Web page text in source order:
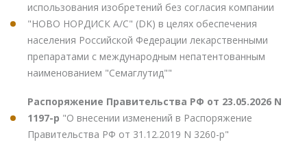
использования изобретений без согласия компании
"НОВО НОРДИСК А/С" (DK) в целях обеспечения
населения Российской Федерации лекарственными
препаратами с международным непатентованным
наименованием "Семаглутид""
Распоряжение Правительства РФ от 23.05.2026 N
1197-р "О внесении изменений в Распоряжение
Правительства РФ от 31.12.2019 N 3260-р"